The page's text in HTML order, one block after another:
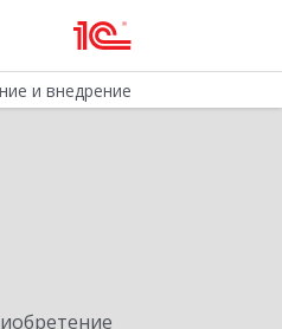
и внедрение